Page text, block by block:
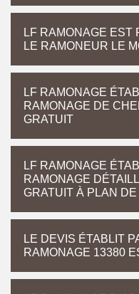
LF RAMONAGE EST
LE RAMONEUR LE
LF RAMONAGE
RAMONAGE DE
GRATUIT
LF RAMONAGE
RAMONAGE
GRATUIT À PLAN
LE DEVIS ÉTABLIT
RAMONAGE 13380